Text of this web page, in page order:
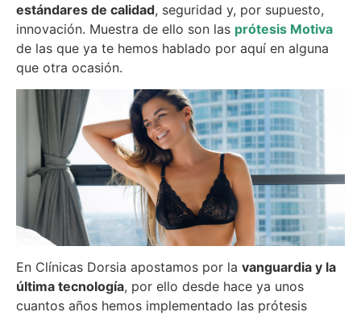
estándares de calidad, seguridad y, por supuesto,
innovación. Muestra de ello son las prótesis Motiva
de las que ya te hemos hablado por aquí en alguna
que otra ocasión.
En Clínicas Dorsia apostamos por la vanguardia y la
última tecnología, por ello desde hace ya unos
cuantos años hemos implementado las prótesis